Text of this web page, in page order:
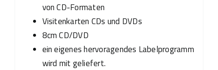
von CD-Formaten
Visitenkarten CDs und DVDs
8cm CD/DVD
ein eigenes hervoragendes Labelprogramm
wird mit geliefert.